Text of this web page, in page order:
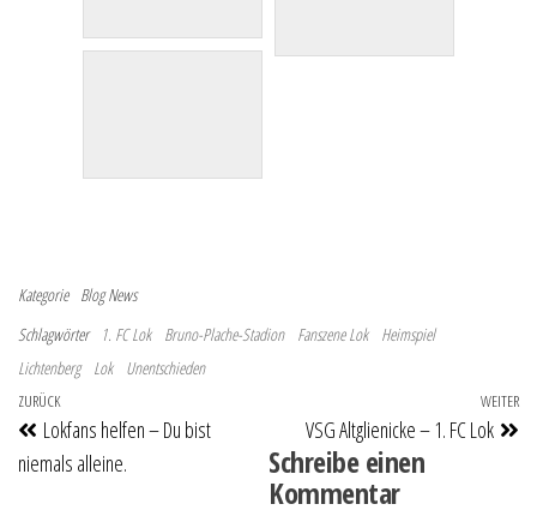
Kategorie Blog News
Schlagwörter
1. FC Lok Bruno-Plache-Stadion Fanszene Lok
Heimspiel
Lichtenberg
Lok Unentschieden
Beitragsnavigation
Vorheriger Beitrag
ZURÜCK
Lokfans helfen – Du bist
niemals alleine.
WEITER
VSG Altglienicke – 1. FC Lok
Schreibe einen
Kommentar